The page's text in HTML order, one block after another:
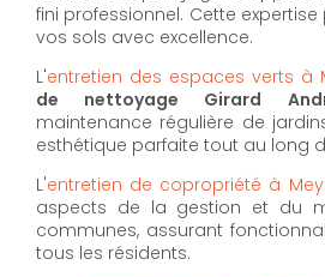
fini professionnel. Cette
vos sols avec excellence.
L'entretien des espaces verts à
de nettoyage Girard
maintenance régulière de
esthétique parfaite tout au long
L'entretien de copropriété à
aspects de la gestion et du
communes, assurant
tous les résidents.